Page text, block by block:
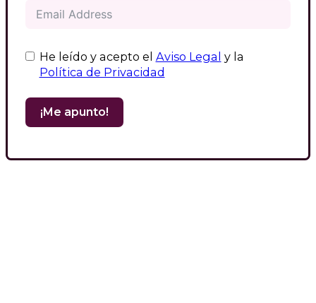
He leído y acepto el Aviso Legal y la
Política de Privacidad
¡Me apunto!